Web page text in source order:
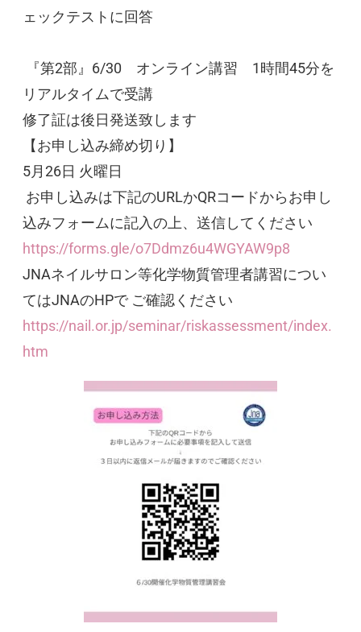
ェックテストに回答
『第2部』6/30 オンライン講習 1時間45分を
リアルタイムで受講
修了証は後日発送致します
【お申し込み締め切り】
5月26日 火曜日
お申し込みは下記のURLかQRコードからお申し
込みフォームに記入の上、送信してください
https://forms.gle/o7Ddmz6u4WGYAW9p8
JNAネイルサロン等化学物質管理者講習につい
てはJNAのHPで ご確認ください
https://nail.or.jp/seminar/riskassessment/index.
htm